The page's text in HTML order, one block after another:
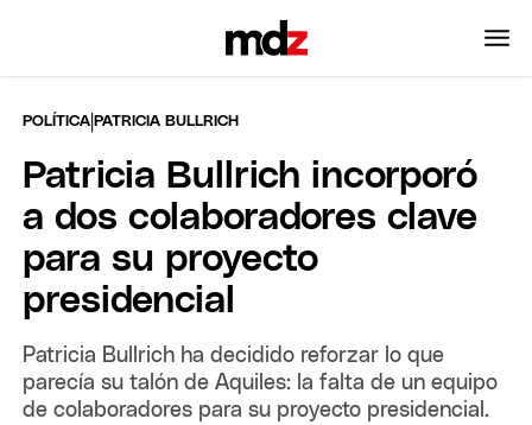
POLÍTICA |PATRICIA BULLRICH
Patricia Bullrich incorporó
a dos colaboradores clave
para su proyecto
presidencial
Patricia Bullrich ha decidido reforzar lo que
parecía su talón de Aquiles: la falta de un equipo
de colaboradores para su proyecto presidencial.